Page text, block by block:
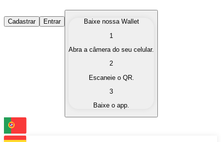
Comprar Criptomoedas
Compre as criptomoedas de seu interesse de forma
Converta suas criptomoedas em moeda fiduciária
Troque uma criptomoeda por outra
Cadastrar Entrar
Baixe nossa Wallet
1
Abra a câmera do seu celular.
2
Escaneie o QR.
3
Baixe o app.